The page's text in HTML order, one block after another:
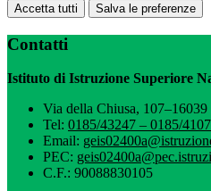
Accetta tutti Salva le preferenze
Contatti
Istituto di Istruzione Superiore
Via della Chiusa,
Tel: 0185/43247 – 0185/
Email:
PEC:
C.F.: 90088830105